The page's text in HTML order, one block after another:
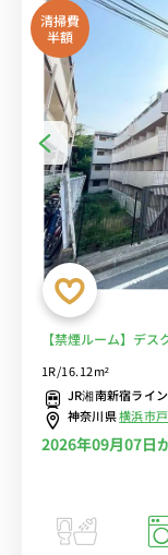
清掃費
半額
【禁煙ルーム】デ
まで1駅＆渋谷駅や
レンタル中！
1R/16.12m²
JR湘南新宿ラ
神奈川県横浜市
2026年09月07日